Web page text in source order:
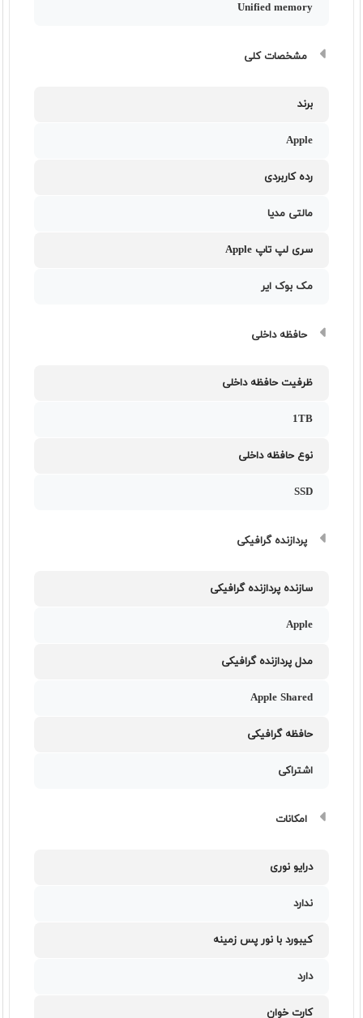
Unified memory
مشخصات کلی
برند
Apple
رده کاربردی
مالتی مدیا
سری لپ تاپ Apple
مک بوک ایر
حافظه داخلی
ظرفیت حافظه داخلی
1TB
نوع حافظه داخلی
SSD
پردازنده گرافیکی
سازنده پردازنده گرافیکی
Apple
مدل پردازنده گرافیکی
Apple Shared
حافظه گرافیکی
اشتراکی
امکانات
درایو نوری
ندارد
کیبورد با نور پس زمینه
دارد
کارت خوان